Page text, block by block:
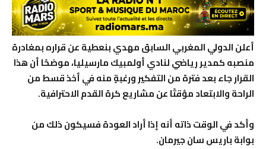
أعلن الدولي المغربي السابق مهدي بنعطية عن قراره بمغادرة
منصبه كمدير رياضي لنادي أولمبيك مارسيليا، موضحًا أن هذا
القرار جاء بعد فترة من التفكير ورغبةٍ منه في أخذ قسط من
الراحة والابتعاد مؤقتًا عن مشاريع كرة القدم الاحترافية.
وأكد في الوقت ذاته أنه إذا أراد العودة فسيكون ذلك من
بوابة باريس سان جيرمان.